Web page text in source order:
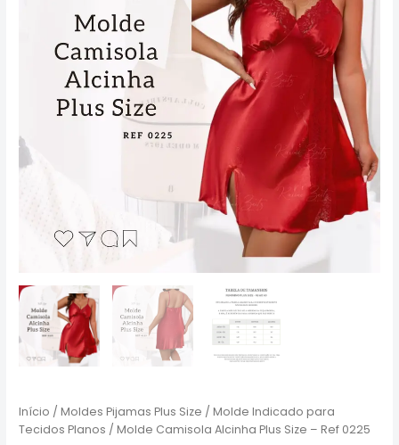
Início /Moldes Pijamas Plus Size /Molde Indicado para
Tecidos Planos / Molde Camisola Alcinha Plus Size – Ref 0225
quantidade